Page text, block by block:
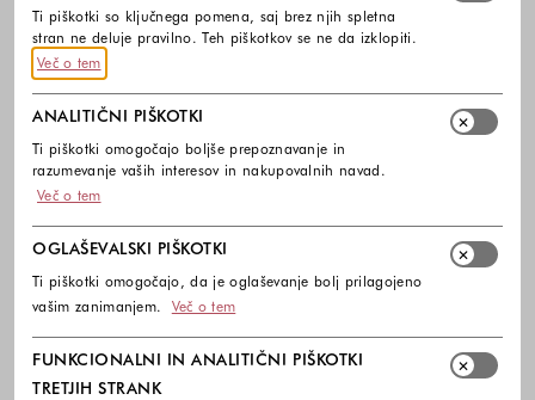
-50%
ADIDAS
Train Essentials kratke pajkice
17,50 €
35,00 €
Barve na voljo
ADIDAS
športni top
19,00 €
38,00 €
Ti piškotki so ključnega pomena, saj brez njih spletna
stran ne deluje pravilno. Teh piškotkov se ne da izklopiti.
Več o tem
ANALITIČNI PIŠKOTKI
Ti piškotki omogočajo boljše prepoznavanje in
razumevanje vaših interesov in nakupovalnih navad.
Več o tem
OGLAŠEVALSKI PIŠKOTKI
Ti piškotki omogočajo, da je oglaševanje bolj prilagojeno
vašim zanimanjem.
Več o tem
FUNKCIONALNI IN ANALITIČNI PIŠKOTKI
TRETJIH STRANK